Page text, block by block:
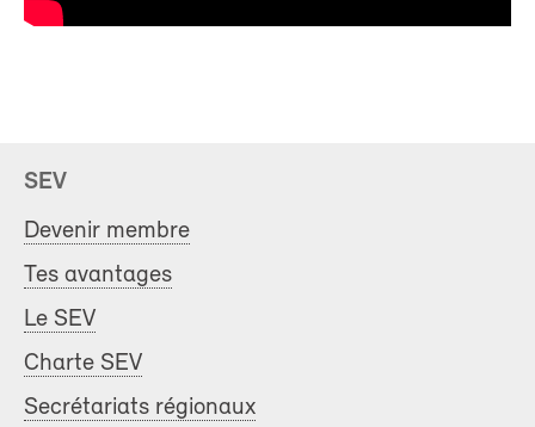
SEV
Devenir membre
Tes avantages
Le SEV
Charte SEV
Secrétariats régionaux